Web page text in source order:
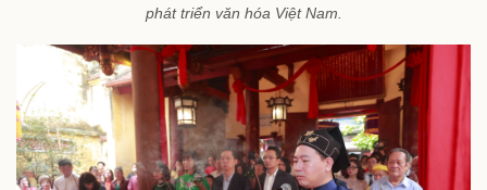
phát triển văn hóa Việt Nam.